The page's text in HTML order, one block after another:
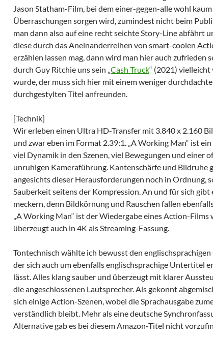
Jason Statham-Film, bei dem einer-gegen-alle wohl
Überraschungen sorgen wird, zumindest nicht beim
man dann also auf eine recht seichte Story-Line abfährt
diese durch das Aneinanderreihen von smart-coolen
erzählen lassen mag, dann wird man hier auch zufrieden
durch Guy Ritchie uns sein „Cash Truck“ (2021)
wurde, der muss sich hier mit einem weniger
durchgestylten Titel anfreunden.
[Technik]
Wir erleben einen Ultra HD-Transfer mit 3.840 x 2.160
und zwar eben im Format 2.39:1. „A Working Man“ ist
viel Dynamik in den Szenen, viel Bewegungen und einer
unruhigen Kameraführung. Kantenschärfe und Bildruhe
angesichts dieser Herausforderungen noch in Ordnung,
Sauberkeit seitens der Kompression. An und für sich gibt
meckern, denn Bildkörnung und Rauschen fallen
„A Working Man“ ist der Wiedergabe eines Action-Films
überzeugt auch in 4K als Streaming-Fassung.
Tontechnisch wählte ich bewusst den
der sich auch um ebenfalls englischsprachige Untertitel
lässt. Alles klang sauber und überzeugt mit klarer
die angeschlossenen Lautsprecher. Als gekonnt
sich einige Action-Szenen, wobei die Sprachausgabe
verständlich bleibt. Mehr als eine deutsche
Alternative gab es bei diesem Amazon-Titel nicht